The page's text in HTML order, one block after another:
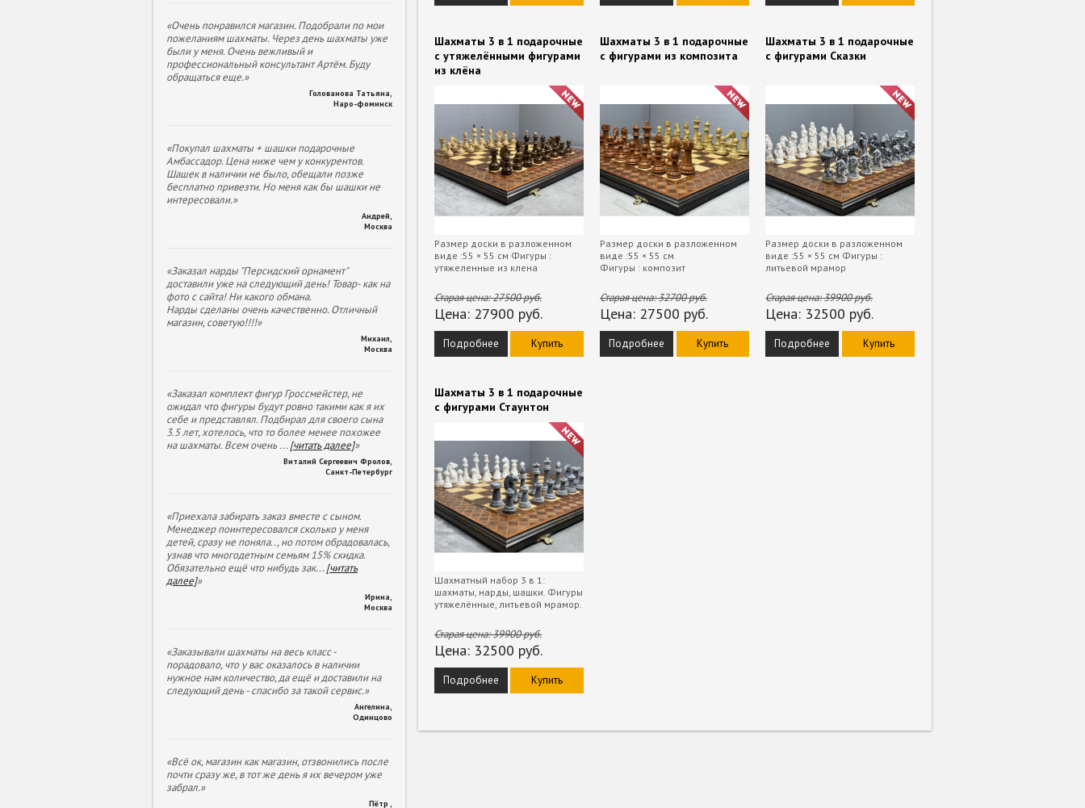
«Очень понравился магазин. Подобрали по мои
пожеланиям шахматы. Через день шахматы уже
были у меня. Очень вежливый и
профессиональный консультант Артём. Буду
обращаться еще.»
Голованова Татьяна
Наро-фоминск
«Покупал шахматы + шашки подарочные
Амбассадор. Цена ниже чем у конкурентов.
Шашек в наличии не было, обещали позже
бесплатно привезти. Но меня как бы шашки не
интересовали.»
Андрей
Москва
«Заказал нарды "Персидский орнамент"
доставили уже на следующий день! Товар- как на
фото с сайта! Ни какого обмана.
Нарды сделаны очень качественно. Отличный
магазин, советую!!!!»
Михаил
Москва
«Заказал комплект фигур Гроссмейстер, не
ожидал что фигуры будут ровно такими как я их
себе и представлял. Подбирал для своего сына
3.5 лет, хотелось, что то более менее похожее
на шахматы. Всем очень...[читать далее]»
Виталий Сергеевич Фролов
Санкт-Петербург
«Приехала забирать заказ вместе с сыном.
Менеджер поинтересовался сколько у меня
детей, сразу не поняла.., но потом обрадовалась,
узнав что многодетным семьям 15% скидка.
Обязательно ещё что нибудь зак...[читать
далее]»
Ирина
Москва
«Заказывали шахматы на весь класс -
порадовало, что у вас оказалось в наличии
нужное нам количество, да ещё и доставили на
следующий день - спасибо за такой сервис.»
Ангелина
Одинцово
«Всё ок, магазин как магазин, отзвонились после
почти сразу же, в тот же день я их вечером уже
забрал.»
Пётр
Шахматы 3 в 1 подарочные
с утяжелёнными фигурами
из клёна
Размер доски в разложенном
виде :55 × 55 см Фигуры :
утяжеленные из клена
Старая цена:27500руб.
Цена: 27900 руб.
Подробнее Купить
Шахматы 3 в 1 подарочные
с фигурами из композита
Размер доски в разложенном
виде :55 × 55 см
Фигуры : композит
Старая цена:32700руб.
Цена: 27500 руб.
Подробнее Купить
Шахматы 3 в 1 подарочные
с фигурами Сказки
Размер доски в разложенном
виде :55 × 55 см Фигуры :
литьевой мрамор
Старая цена:39900руб.
Цена: 32500 руб.
Подробнее Купить
Шахматы 3 в 1 подарочные
с фигурами Стаунтон
Шахматный набор 3 в 1:
шахматы, нарды, шашки. Фигуры
утяжелённые, литьевой мрамор.
Старая цена:39900руб.
Цена: 32500 руб.
Подробнее Купить